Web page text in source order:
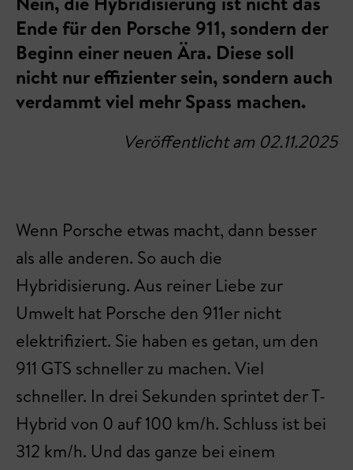
Ende für den Porsche 911, sondern der
Beginn einer neuen Ära. Diese soll
nicht nur effizienter sein, sondern auch
verdammt viel mehr Spass machen.
Veröffentlicht am 02.11.2025
Wenn Porsche etwas macht, dann besser
als alle anderen. So auch die
Hybridisierung. Aus reiner Liebe zur
Umwelt hat Porsche den 911er nicht
elektrifiziert. Sie haben es getan, um den
911 GTS schneller zu machen. Viel
schneller. In drei Sekunden sprintet der T-
Hybrid von 0 auf 100 km/h. Schluss ist bei
312 km/h. Und das ganze bei einem